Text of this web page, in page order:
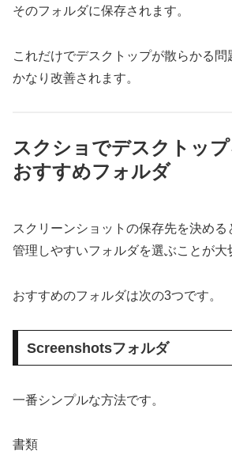
そのフォルダに保存されます。
これだけでデスクトップが散らかる問
かなり改善されます。
スクショでデスクトッ
おすすめフォルダ
スクリーンショットの保存先を決める
管理しやすいフォルダを選ぶことが大
おすすめのフォルダは次の3つです。
Screenshotsフォルダ
一番シンプルな方法です。
書類